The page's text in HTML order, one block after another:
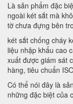
Là sản phẩm đặc
ngoài két sắt mà
tờ chưa đựng bên
két sắt chống cháy
liệu nhập khẩu cao
xuất được giám sát
hàng, tiêu chuẩn
Có thể nói đây là
những đặc biệt của